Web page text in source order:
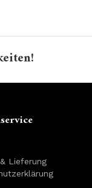
Lieferung